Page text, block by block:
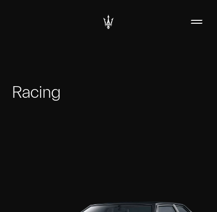
Racing